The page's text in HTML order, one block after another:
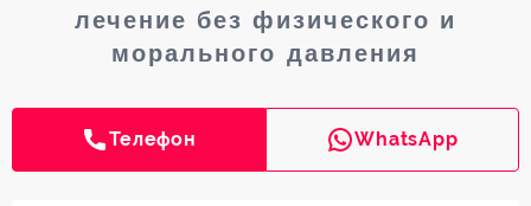
лечение без физического и
морального давления
Телефон WhatsApp